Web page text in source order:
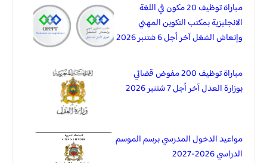
مباراة توظيف 20 مكون في اللغة
الانجليزية بمكتب التكوين المهني
وإنعاش الشغل آخر أجل 6 شتنبر 2026
مباراة توظيف 200 مفوض قضائي
بوزارة العدل آخر أجل 7 شتنبر 2026
مواعيد الدخول المدرسي برسم الموسم
الدراسي 2026-2027